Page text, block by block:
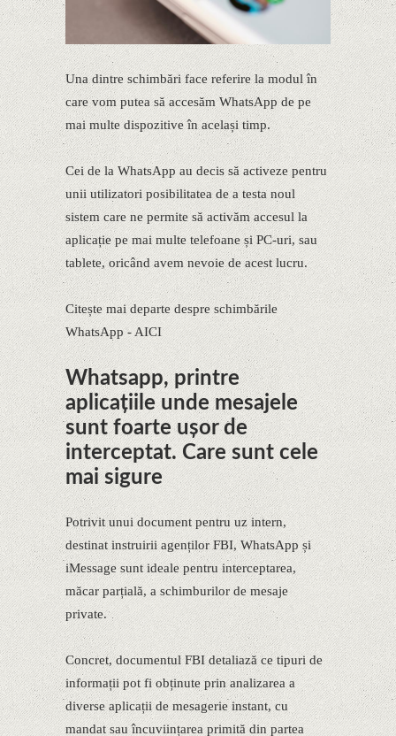
Una dintre schimbări face referire la modul în
care vom putea să accesăm WhatsApp de pe
mai multe dispozitive în același timp.
Cei de la WhatsApp au decis să activeze pentru
unii utilizatori posibilitatea de a testa noul
sistem care ne permite să activăm accesul la
aplicație pe mai multe telefoane și PC-uri, sau
tablete, oricând avem nevoie de acest lucru.
Citește mai departe despre schimbările
WhatsApp - AICI
Whatsapp, printre
aplicaţiile unde mesajele
sunt foarte uşor de
interceptat. Care sunt cele
mai sigure
Potrivit unui document pentru uz intern,
destinat instruirii agenților FBI, WhatsApp și
iMessage sunt ideale pentru interceptarea,
măcar parțială, a schimburilor de mesaje
private.
Concret, documentul FBI detaliază ce tipuri de
informații pot fi obținute prin analizarea a
diverse aplicații de mesagerie instant, cu
mandat sau încuviințarea primită din partea